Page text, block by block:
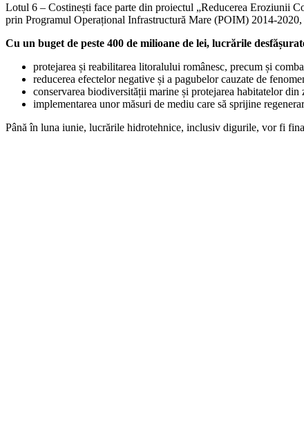
Lotul 6 – Costinești face parte din proiectul „Reducerea Eroziunii
prin Programul Operațional Infrastructură Mare (POIM) 2014-
Cu un buget de peste 400 de milioane de lei, lucrările
protejarea și reabilitarea litoralului românesc, precum și
reducerea efectelor negative și a pagubelor cauzate de
conservarea biodiversității marine și protejarea habitatelor din
implementarea unor măsuri de mediu care să sprijine
Până în luna iunie, lucrările hidrotehnice, inclusiv digurile, vor fi